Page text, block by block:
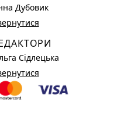
Дубовик
Сідлецька